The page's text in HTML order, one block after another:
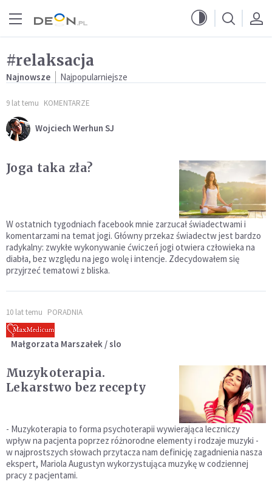
#relaksacja
Najnowsze Najpopularniejsze
9 lat temu KOMENTARZE
Wojciech Werhun SJ
Joga taka zła?
W ostatnich tygodniach facebook mnie zarzucał świadectwami i
komentarzami na temat jogi. Główny przekaz świadectw jest bardzo
radykalny: zwykłe wykonywanie ćwiczeń jogi otwiera człowieka na
diabła, bez względu na jego wolę i intencje. Zdecydowałem się
przyjrzeć tematowi z bliska.
10 lat temu PORADNIA
Małgorzata Marszałek / slo
Muzykoterapia.
Lekarstwo bez recepty
- Muzykoterapia to forma psychoterapii wywierająca leczniczy
wpływ na pacjenta poprzez różnorodne elementy i rodzaje muzyki -
w najprostszych słowach przytacza nam definicję zagadnienia nasza
ekspert, Mariola Augustyn wykorzystująca muzykę w codziennej
pracy z pacjentami.